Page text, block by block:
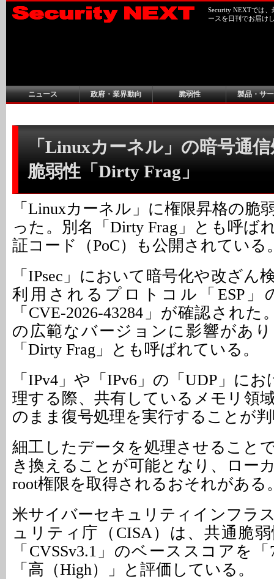
Security NEXTでは
ースを日刊でお届け
ニュース 政府・業界動向 脆弱性 製品・サ
「Linuxカーネル」の暗号通
脆弱性「Dirty Frag」
「Linuxカーネル」に権限昇格の脆
った。別名「Dirty Frag」とも呼ば
証コード（PoC）も公開されている
「IPsec」において暗号化や改ざん
利用されるプロトコル「ESP」
「CVE-2026-43284」が確認された
の広範なバージョンに影響があ
「Dirty Frag」とも呼ばれている。
「IPv4」や「IPv6」の「UDP」に
理する際、共有しているメモリ領
のまま復号処理を実行することが
細工したデータを処理させること
き換えることが可能となり、ロー
root権限を取得されるおそれがある
米サイバーセキュリティインフラ
ュリティ庁（CISA）は、共通脆
「CVSSv3.1」のベーススコアを
「高（High）」と評価している。